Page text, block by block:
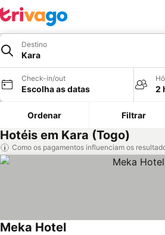
Destino
Kara
Check-in/out
Escolha as datas 2
Ordenar Filtrar
Hotéis em Kara (Togo)
Como os pagamentos influenciam os
Meka Hotel